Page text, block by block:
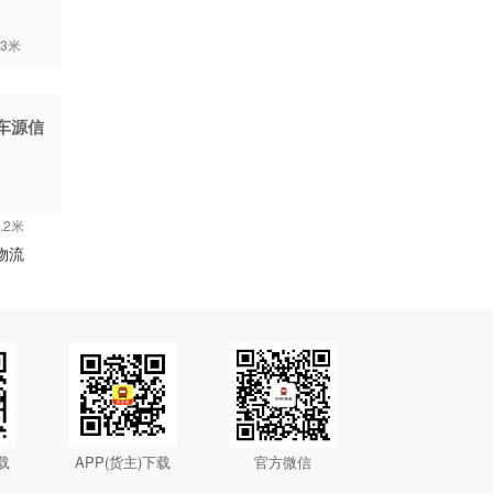
米
源信
米
流
APP(货主)下载 官方微信